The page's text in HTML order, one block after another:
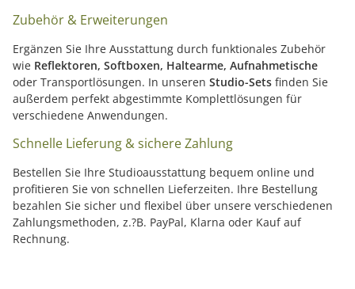
Zubehör & Erweiterungen
Ergänzen Sie Ihre Ausstattung durch funktionales Zubehör
wie Reflektoren, Softboxen, Haltearme, Aufnahmetische
oder Transportlösungen. In unseren Studio-Sets finden Sie
außerdem perfekt abgestimmte Komplettlösungen für
verschiedene Anwendungen.
Schnelle Lieferung & sichere Zahlung
Bestellen Sie Ihre Studioausstattung bequem online und
profitieren Sie von schnellen Lieferzeiten. Ihre Bestellung
bezahlen Sie sicher und flexibel über unsere verschiedenen
Zahlungsmethoden, z.?B. PayPal, Klarna oder Kauf auf
Rechnung.